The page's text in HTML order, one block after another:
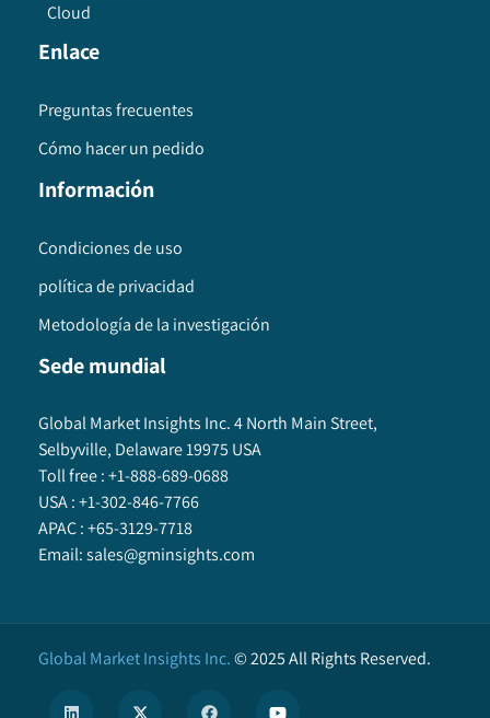
Cloud
Enlace
Preguntas frecuentes
Cómo hacer un pedido
Información
Condiciones de uso
política de privacidad
Metodología de la investigación
Sede mundial
Global Market Insights Inc. 4 North Main Street,
Selbyville, Delaware 19975 USA
Toll free :+1-888-689-0688
USA :+1-302-846-7766
APAC :+65-3129-7718
Email:sales@gminsights.com
Global Market Insights Inc.©2025All Rights Reserved.